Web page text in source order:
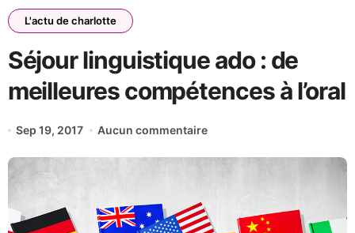
L'actu de charlotte
Séjour linguistique ado : de
meilleures compétences à l’oral
Sep 19, 2017 Aucun commentaire